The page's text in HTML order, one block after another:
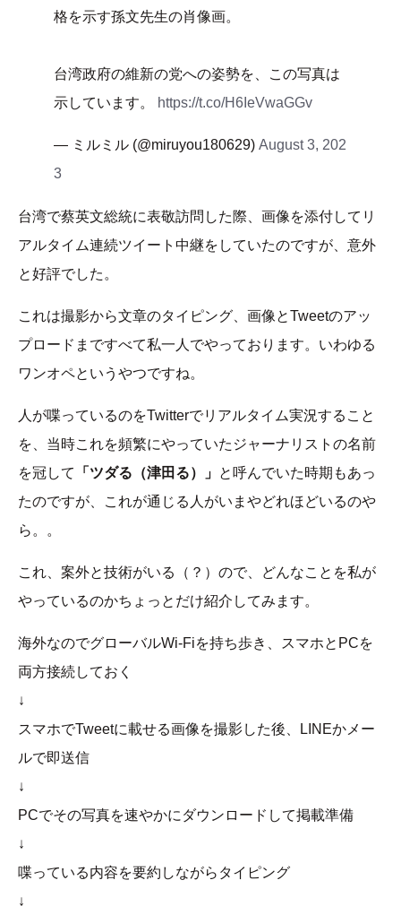
格を示す孫文先生の肖像画。
台湾政府の維新の党への姿勢を、この写真は
示しています。
https://t.co/H6IeVwaGGv
— ミルミル (@miruyou180629) August 3, 202
3
台湾で蔡英文総統に表敬訪問した際、画像を添付してリ
アルタイム連続ツイート中継をしていたのですが、意外
と好評でした。
これは撮影から文章のタイピング、画像とTweetのアッ
プロードまですべて私一人でやっております。いわゆる
ワンオペというやつですね。
人が喋っているのをTwitterでリアルタイム実況すること
を、当時これを頻繁にやっていたジャーナリストの名前
を冠して
「ツダる（津田る）」 と呼んでいた時期もあっ
たのですが、これが通じる人がいまやどれほどいるのや
ら。。
これ、案外と技術がいる（？）ので、どんなことを私が
やっているのかちょっとだけ紹介してみます。
海外なのでグローバルWi-Fiを持ち歩き、スマホとPCを
両方接続しておく
↓
スマホでTweetに載せる画像を撮影した後、LINEかメー
ルで即送信
↓
PCでその写真を速やかにダウンロードして掲載準備
↓
喋っている内容を要約しながらタイピング
↓